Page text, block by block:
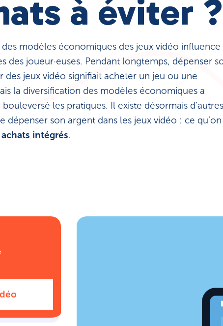
à éviter ?
des modèles économiques des jeux vidéo influence
des joueur·euses. Pendant longtemps, dépenser
des jeux vidéo signifiait acheter un jeu ou une
la diversification des modèles économiques a
bouleversé les pratiques. Il existe désormais d’autres
dépenser son argent dans les jeux vidéo : ce qu’on
achats intégrés.